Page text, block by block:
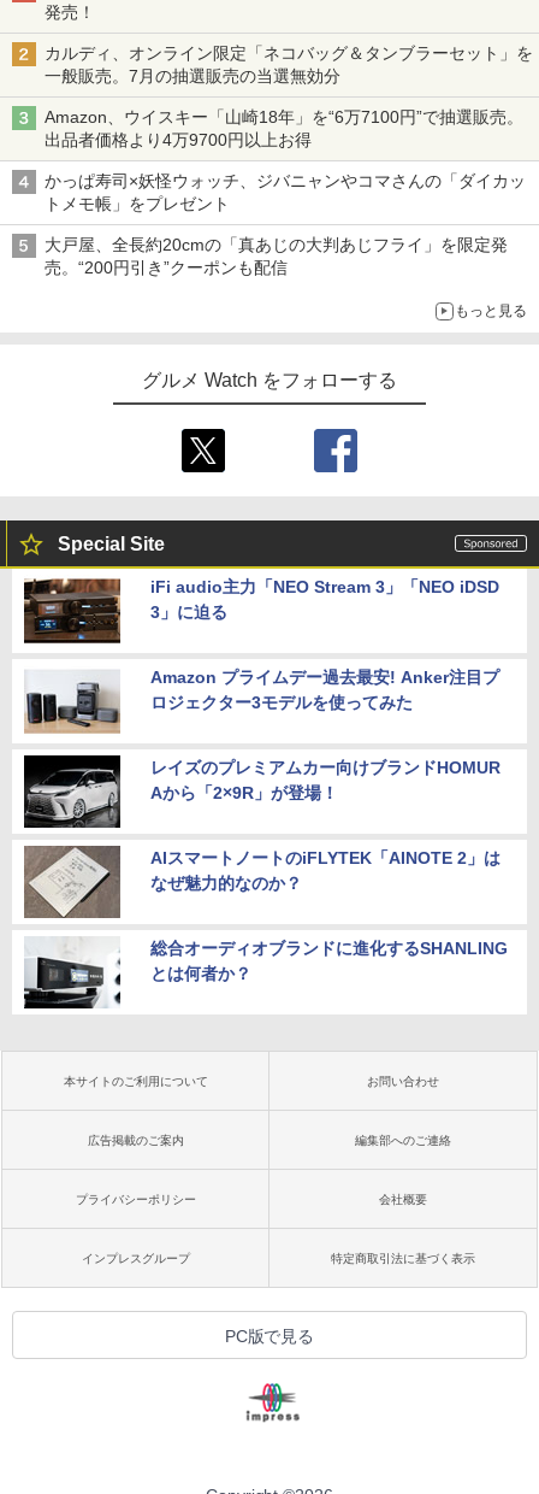
発売！
カルディ、オンライン限定「ネコバッグ＆タンブラーセット」を
一般販売。7月の抽選販売の当選無効分
Amazon、ウイスキー「山崎18年」を“6万7100円”で抽選販売。
出品者価格より4万9700円以上お得
かっぱ寿司×妖怪ウォッチ、ジバニャンやコマさんの「ダイカッ
トメモ帳」をプレゼント
大戸屋、全長約20cmの「真あじの大判あじフライ」を限定発
売。“200円引き”クーポンも配信
もっと見る
グルメ Watch をフォローする
Special Site
iFi audio主力「NEO Stream 3」「NEO iDSD
3」に迫る
Amazon プライムデー過去最安! Anker注目プ
ロジェクター3モデルを使ってみた
レイズのプレミアムカー向けブランドHOMUR
Aから「2×9R」が登場！
AIスマートノートのiFLYTEK「AINOTE 2」は
なぜ魅力的なのか？
総合オーディオブランドに進化するSHANLING
とは何者か？
本サイトのご利用について お問い合わせ
広告掲載のご案内 編集部へのご連絡
プライバシーポリシー 会社概要
インプレスグループ 特定商取引法に基づく表示
PC版で見る